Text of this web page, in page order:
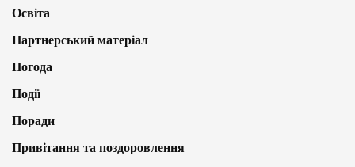
Освіта
Партнерський матеріал
Погода
Події
Поради
Привітання та поздоровлення